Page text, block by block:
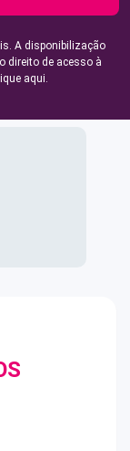
A disponibilização
direito de acesso à
aqui.